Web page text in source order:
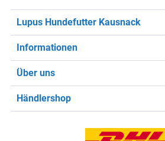
Lupus Hundefutter Kausnack
Informationen
Über uns
Händlershop